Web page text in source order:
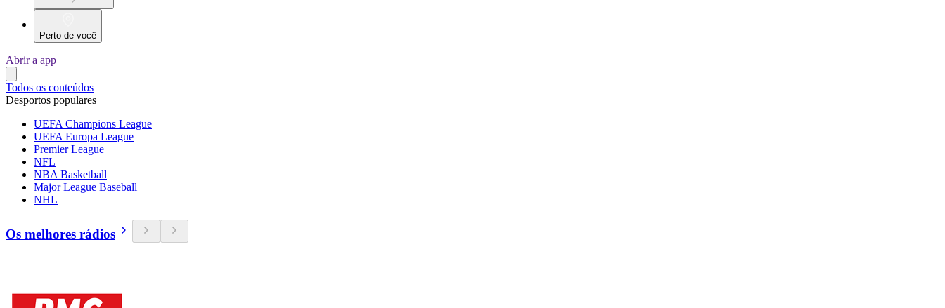
Perto de você
Abrir a app
Todos os conteúdos
Desportos populares
UEFA Champions League
UEFA Europa League
Premier League
NFL
NBA Basketball
Major League Baseball
NHL
Os melhores rádios